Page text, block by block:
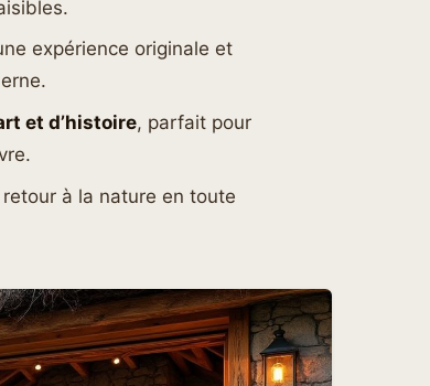
expérience originale et
et d’histoire, parfait pour
retour à la nature en toute